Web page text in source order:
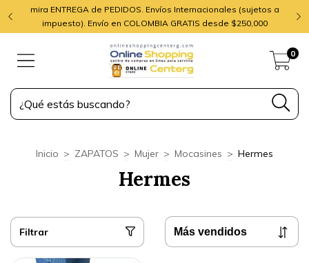
mira ENTREGA de PEDIDOS. Envíos Internacionales (sujetos a
impuesto). Envío en COLOMBIA GRATIS desde $250,000
0
Inicio > ZAPATOS > Mujer > Mocasines > Hermes
Hermes
Filtrar